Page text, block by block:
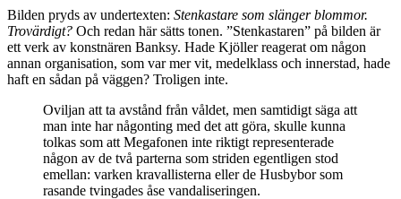
Bilden pryds av undertexten: Stenkastare som slänger blommor.
Trovärdigt? Och redan här sätts tonen. ”Stenkastaren” på bilden är
ett verk av konstnären Banksy. Hade Kjöller reagerat om någon
annan organisation, som var mer vit, medelklass och innerstad, hade
haft en sådan på väggen? Troligen inte.
Oviljan att ta avstånd från våldet, men samtidigt säga att
man inte har någonting med det att göra, skulle kunna
tolkas som att Megafonen inte riktigt representerade
någon av de två parterna som striden egentligen stod
emellan: varken kravallisterna eller de Husbybor som
rasande tvingades åse vandaliseringen.